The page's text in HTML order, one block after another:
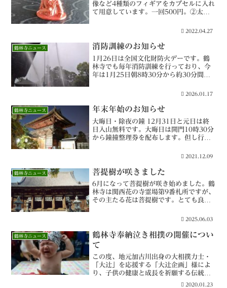
像など4種類のフィギアをカプセルに入れ
て用意しています。一回500円。②太子
得たオリジナルカラーおみくじをガチャ
た観音像のフィギアです。 鶴林寺内のス
2022.04.27
鶴林寺ニュース 消防訓練のお知らせ
1月26日は全国文化財防火デーです。鶴
林寺でも毎年消防訓練を行っており、今
年は1月25日朝8時30分から約30分間で
る大規模な訓練の展開は必見。どなたで
2026.01.17
鶴林寺ニュース 年末年始のお知らせ
大晦日・除夜の鐘 12月31日と元日は終
日入山無料です。大晦日は開門10時30分
から鐘撞整理券を配布します。但し行列
始める場合があります。大根炊きや甘酒
鐘の撞き始めは11時30分、鐘撞終了後は
一旦閉門し、元旦は7時頃に開門いたしま
す。御朱印や縁起物の授与は朝9時からで
す。 また元日から3日までの正午から午
後3時まで家内安全、学業成就などの新春
5,000円。本堂にてお申し込み...
2021.12.09
鶴林寺ニュース 菩提樹が咲きました
6月になって菩提樹が咲き始めました。鶴
林寺は関西花の寺霊場第9番札所ですが、
その主たる花は菩提樹です。とても良い
しみください。見ごろは6月15日ごろま
2025.06.03
鶴林寺ニュース
鶴林寺奉納泣き相撲の開催につい
て
この度、地元加古川出身の大相撲力士・
「大辻」を応援する「大辻企画」様によ
り、子供の健康と成長を祈願する伝統行
事「泣き相撲」が、鶴林寺を会場に令和2
2020.01.23